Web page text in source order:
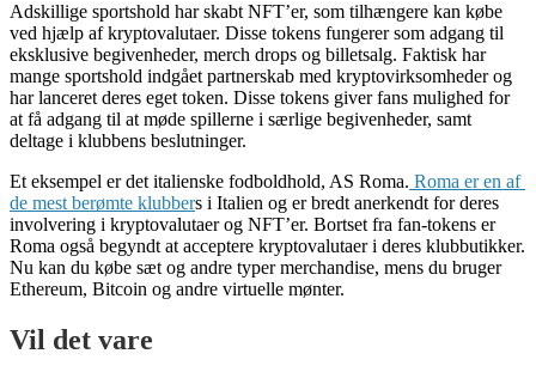
Adskillige sportshold har skabt NFT’er, som tilhængere kan købe
ved hjælp af kryptovalutaer. Disse tokens fungerer som adgang til
eksklusive begivenheder, merch drops og billetsalg. Faktisk har
mange sportshold indgået partnerskab med kryptovirksomheder og
har lanceret deres eget token. Disse tokens giver fans mulighed for
at få adgang til at møde spillerne i særlige begivenheder, samt
deltage i klubbens beslutninger.
Et eksempel er det italienske fodboldhold, AS Roma. Roma er en af ​​
de mest berømte klubbers i Italien og er bredt anerkendt for deres
involvering i kryptovalutaer og NFT’er. Bortset fra fan-tokens er
Roma også begyndt at acceptere kryptovalutaer i deres klubbutikker.
Nu kan du købe sæt og andre typer merchandise, mens du bruger
Ethereum, Bitcoin og andre virtuelle mønter.
Vil det vare